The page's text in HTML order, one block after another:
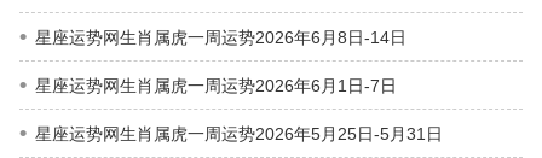
星座运势网生肖属虎一周运势2026年6月8日-14日
星座运势网生肖属虎一周运势2026年6月1日-7日
星座运势网生肖属虎一周运势2026年5月25日-5月31日